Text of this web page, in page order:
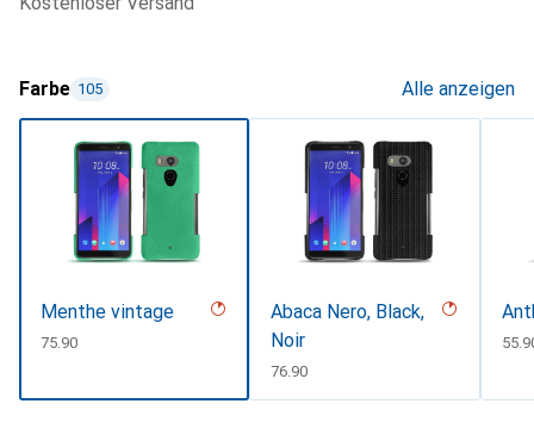
Farbe 105 Alle anzeigen
Menthe vintage
CHF
75.90
Abaca Nero, Black,
Noir
CHF
76.90
CHF